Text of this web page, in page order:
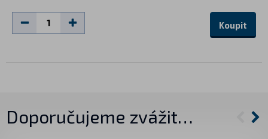
Koupit
Doporučujeme zvážit…